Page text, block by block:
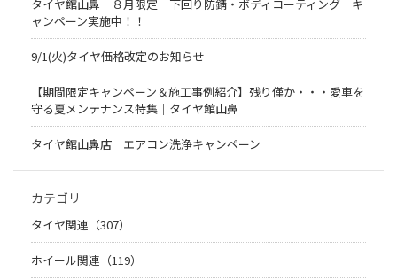
タイヤ館山鼻 ８月限定 下回り防錆・ボディコーティング キ
ャンペーン実施中！！
9/1(火)タイヤ価格改定のお知らせ
【期間限定キャンペーン＆施工事例紹介】残り僅か・・・愛車を
守る夏メンテナンス特集｜タイヤ館山鼻
タイヤ館山鼻店 エアコン洗浄キャンペーン
カテゴリ
タイヤ関連（307）
ホイール関連（119）